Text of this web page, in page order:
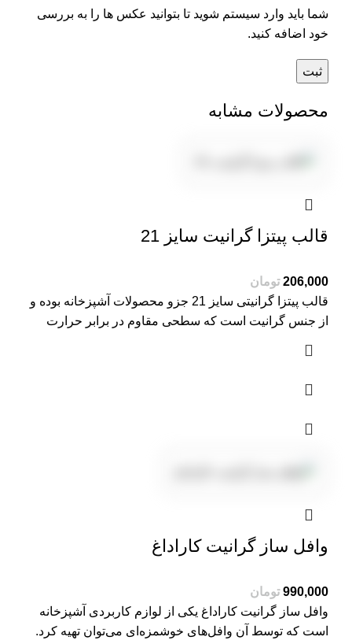
شما باید وارد سیستم شوید تا بتوانید عکس ها را به بررسی
خود اضافه کنید.
محصولات مشابه
قالب پیتزا گرانیت سایز 21
تومان
قالب پیتزا گرانیتی سایز 21 جزو محصولات آشپزخانه بوده و
از جنس گرانیت است که سطحی مقاوم در برابر حرارت
وافل ساز گرانیت کاراداغ
تومان
وافل ساز گرانیت کاراداغ یکی از لوازم کاربردی آشپزخانه
است که توسط آن وافل‌های خوشمزه‌ای می‌توان تهیه کرد.